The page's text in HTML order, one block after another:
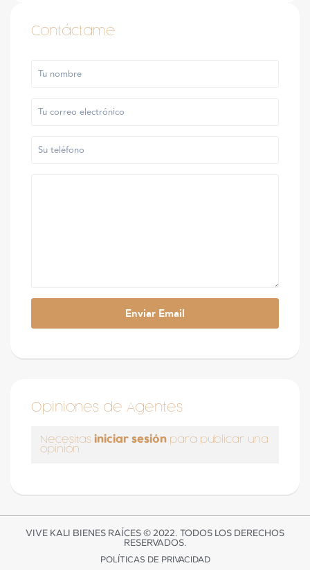
Contáctame
Opiniones de Agentes
Necesitas iniciar sesión para publicar una
opinión
VIVE KALI BIENES RAÍCES © 2022. TODOS LOS DERECHOS
RESERVADOS.
POLÍTICAS DE PRIVACIDAD